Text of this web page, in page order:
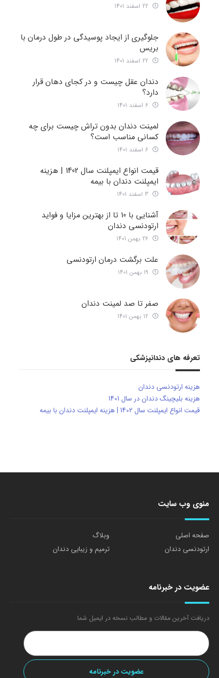
جلوگیری از ایجاد پوسیدگی در طول درمان با
بریس
دندان عقل چیست و در کجای دهان قرار
دارد؟
لمینت دندان بدون تراش چیست برای چه
کسانی مناسب است؟
قیمت انواع ایمپلنت سال 1402 | هزینه
ایمپلنت دندان با بیمه
آشنایی با 10 تا از بهترین مزایا و فواید
ارتودنسی دندان
علت برگشت درمان ارتودنسی
صفر تا صد لمینت دندان
تعرفه های دندانپزشکی
هزینه ارتودنسی دندان
هزینه بلیچینگ دندان در سال 1401
قیمت انواع ایمپلنت سال 1402 | هزینه ایمپلنت دندان با بیمه
منوی وب سایت
صفحه اصلی
وبلاگ
ارتودنسی دندان
ترمیم و زیبایی دندان
عضویت در خبرنامه
دریافت آخرین مقالات و مطالب نسخه در ایمیل شما